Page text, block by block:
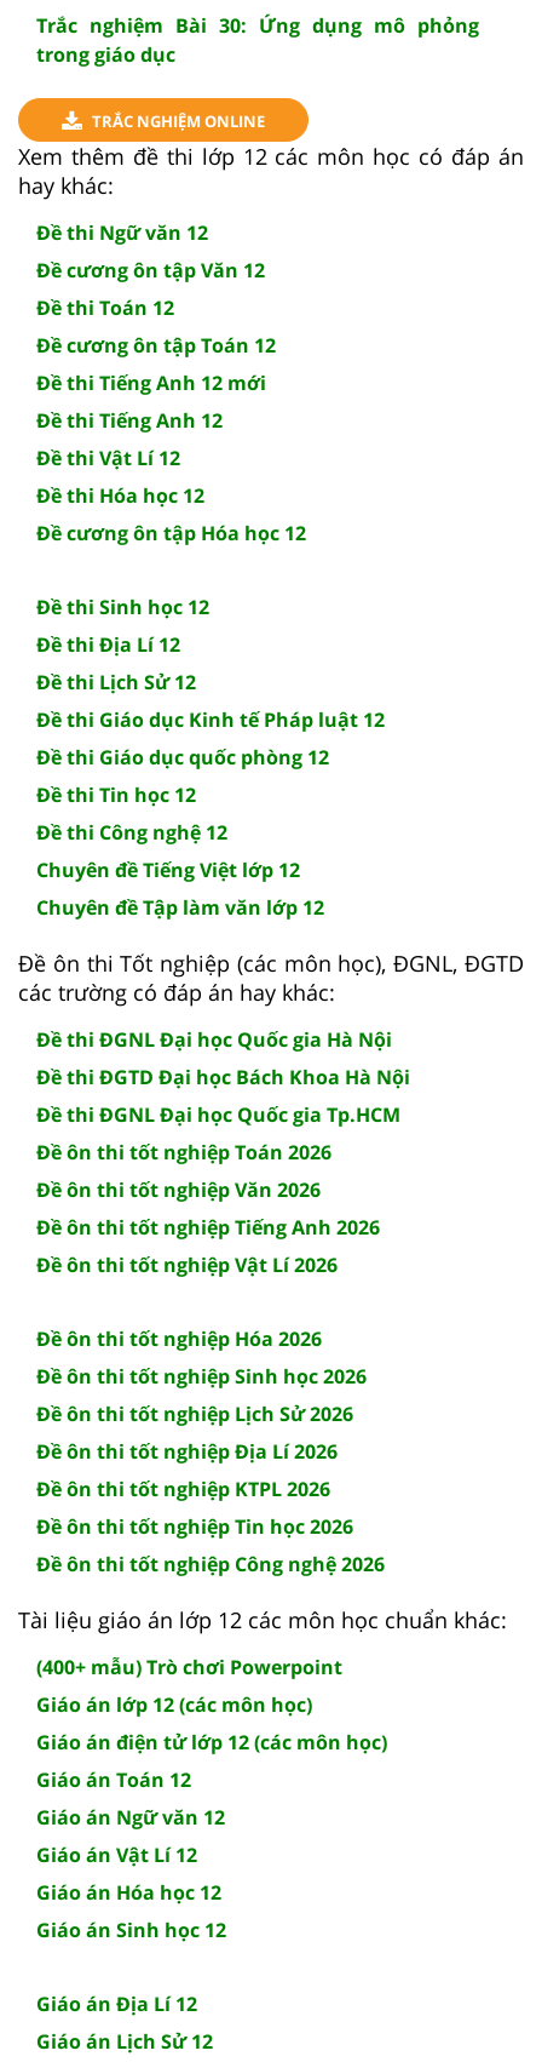
Trắc nghiệm Bài 30: Ứng dụng mô phỏng
trong giáo dục
TRẮC NGHIỆM ONLINE
Xem thêm đề thi lớp 12 các môn học có đáp án
hay khác:
Đề thi Ngữ văn 12
Đề cương ôn tập Văn 12
Đề thi Toán 12
Đề cương ôn tập Toán 12
Đề thi Tiếng Anh 12 mới
Đề thi Tiếng Anh 12
Đề thi Vật Lí 12
Đề thi Hóa học 12
Đề cương ôn tập Hóa học 12
Đề thi Sinh học 12
Đề thi Địa Lí 12
Đề thi Lịch Sử 12
Đề thi Giáo dục Kinh tế Pháp luật 12
Đề thi Giáo dục quốc phòng 12
Đề thi Tin học 12
Đề thi Công nghệ 12
Chuyên đề Tiếng Việt lớp 12
Chuyên đề Tập làm văn lớp 12
Đề ôn thi Tốt nghiệp (các môn học), ĐGNL, ĐGTD
các trường có đáp án hay khác:
Đề thi ĐGNL Đại học Quốc gia Hà Nội
Đề thi ĐGTD Đại học Bách Khoa Hà Nội
Đề thi ĐGNL Đại học Quốc gia Tp.HCM
Đề ôn thi tốt nghiệp Toán 2026
Đề ôn thi tốt nghiệp Văn 2026
Đề ôn thi tốt nghiệp Tiếng Anh 2026
Đề ôn thi tốt nghiệp Vật Lí 2026
Đề ôn thi tốt nghiệp Hóa 2026
Đề ôn thi tốt nghiệp Sinh học 2026
Đề ôn thi tốt nghiệp Lịch Sử 2026
Đề ôn thi tốt nghiệp Địa Lí 2026
Đề ôn thi tốt nghiệp KTPL 2026
Đề ôn thi tốt nghiệp Tin học 2026
Đề ôn thi tốt nghiệp Công nghệ 2026
Tài liệu giáo án lớp 12 các môn học chuẩn khác:
(400+ mẫu) Trò chơi Powerpoint
Giáo án lớp 12 (các môn học)
Giáo án điện tử lớp 12 (các môn học)
Giáo án Toán 12
Giáo án Ngữ văn 12
Giáo án Vật Lí 12
Giáo án Hóa học 12
Giáo án Sinh học 12
Giáo án Địa Lí 12
Giáo án Lịch Sử 12